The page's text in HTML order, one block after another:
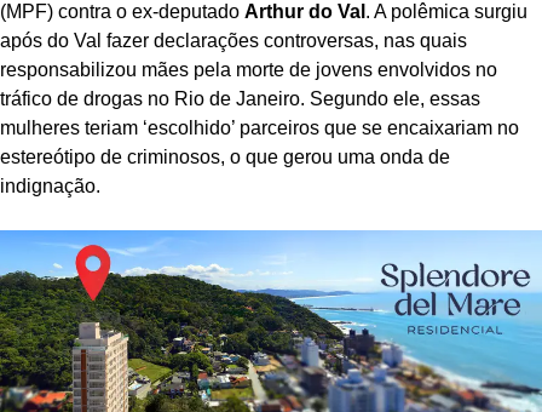
(MPF) contra o ex-deputado Arthur do Val . A polêmica surgiu
após do Val fazer declarações controversas, nas quais
responsabilizou mães pela morte de jovens envolvidos no
tráfico de drogas no Rio de Janeiro. Segundo ele, essas
mulheres teriam ‘escolhido’ parceiros que se encaixariam no
estereótipo de criminosos, o que gerou uma onda de
indignação.